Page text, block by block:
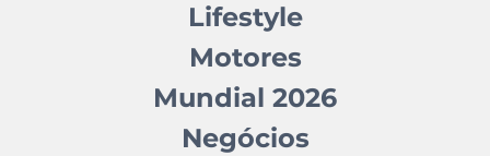
Lifestyle
Motores
Mundial 2026
Negócios